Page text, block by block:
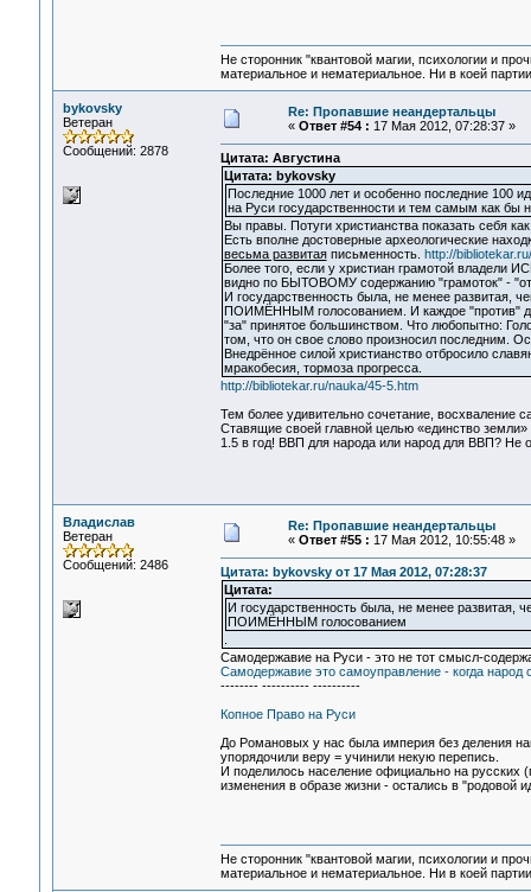
Не сторонник "квантовой магии, психологии и
материальное и нематериальное. Ни в коей
bykovsky
Ветеран
Сообщений: 2878
Re: Пропавшие неандертальцы
« Ответ #54 : 17 Мая 2012, 07:28:37 »
Цитата: Августина
Цитата: bykovsky
Последние 1000 лет и особенно последние 100
на Руси государственности и тем самым как бы
Вы правы. Потуги христианства показать себя
Есть вполне достоверные археологические
весьма развитаяписьменность. http://
Более того, если у христиан грамотой
видно по БЫТОВОМУ содержанию "грамоток" -
И государственность была, не менее развитая,
ПОИМЁННЫМ голосованием. И каждое "против"
"за" принятое большинством. Что любопытно:
том, что он свое слово произносил последним.
Внедрённое силой христианство отбросило
мракобесия, тормоза прогресса.
http://bibliotekar.ru/nauka/45-5.htm
Тем более удивительно сочетание, восхваление
Ставящие своей главной целью «единство
1.5 в год! ВВП для народа или народ для ВВП? Не
Владислав
Ветеран
Сообщений: 2486
Re: Пропавшие неандертальцы
« Ответ #55 : 17 Мая 2012, 10:55:48 »
Цитата: bykovsky от 17 Мая 2012, 07:28:37
Цитата:
И государственность была, не менее
ПОИМЁННЫМ голосованием
Самодержавие на Руси - это не тот смысл-
Самодержавие это самоуправление - когда народ
-------- ---------- ----------
Копное Право на Руси
До Романовых у нас была империя без деления
упорядочили веру = учинили некую перепись.
И поделилось население официально на
изменения в образе жизни - остались в "родовой
Не сторонник "квантовой магии, психологии и
материальное и нематериальное. Ни в коей